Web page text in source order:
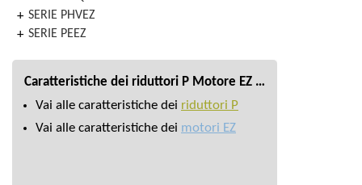
SERIE PHVEZ
SERIE PEEZ
Caratteristiche dei riduttori P Motore EZ …
Vai alle caratteristiche dei riduttori P
Vai alle caratteristiche dei motori EZ